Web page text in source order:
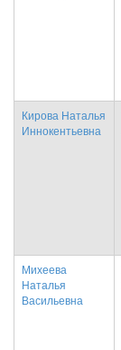
Кирова Наталья
Иннокентьевна
Михеева
Наталья
Васильевна